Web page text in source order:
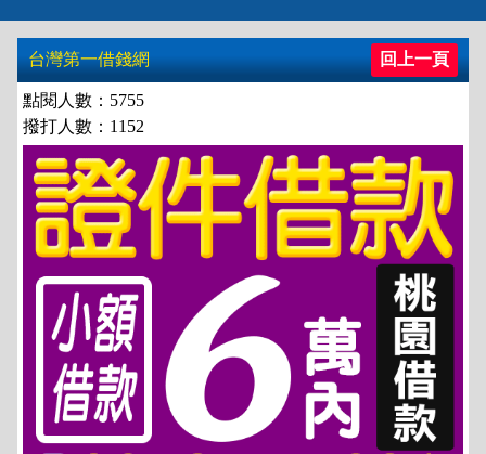
台灣第一借錢網 回上一頁
點閱人數：5755
撥打人數：1152